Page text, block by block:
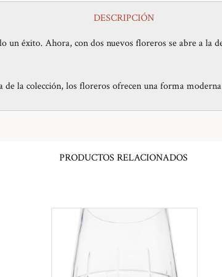
DESCRIPCIÓN
un éxito. Ahora, con dos nuevos floreros se abre a la
la colección, los floreros ofrecen una forma
PRODUCTOS RELACIONADOS